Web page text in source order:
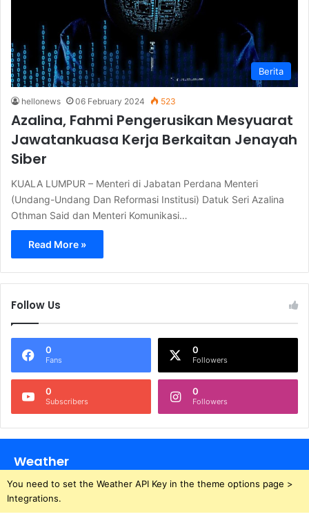
Berita
hellonews 06 February 2024 523
Azalina, Fahmi Pengerusikan Mesyuarat
Jawatankuasa Kerja Berkaitan Jenayah
Siber
KUALA LUMPUR – Menteri di Jabatan Perdana Menteri
(Undang-Undang Dan Reformasi Institusi) Datuk Seri Azalina
Othman Said dan Menteri Komunikasi…
Read More »
Follow Us
0
Fans
0
Followers
0
Subscribers
0
Followers
Weather
You need to set the Weather API Key in the theme options page >
Integrations.